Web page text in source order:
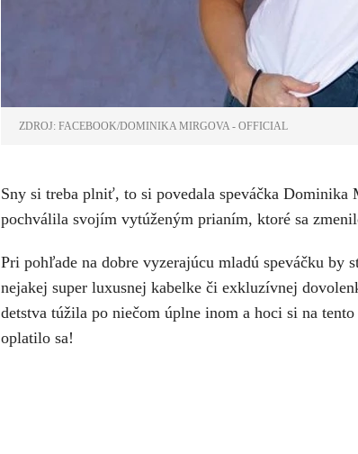
ZDROJ: FACEBOOK/DOMINIKA MIRGOVA - OFFICIAL
Sny si treba plniť, to si povedala speváčka Dominika
pochválila svojím vytúženým prianím, ktoré sa
Pri pohľade na dobre vyzerajúcu mladú speváčku by
nejakej super luxusnej kabelke či exkluzívnej
detstva túžila po niečom úplne inom a hoci si na
oplatilo sa!